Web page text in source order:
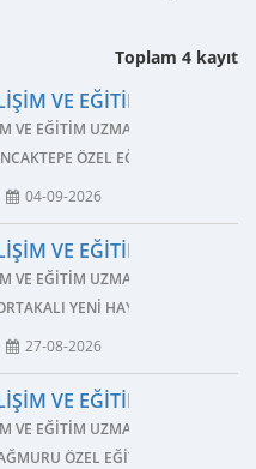
Toplam 4 kayıt
VE EĞITIM UZMANI
VE EĞITIM UZMANI
ÖZEL EĞITIM VE
04-09-2026
VE EĞITIM UZMANI
VE EĞITIM UZMANI
YENI HAYAT ÖZEL EĞITIM
27-08-2026
VE EĞITIM UZMANI
VE EĞITIM UZMANI
ÖZEL EĞITIM VE